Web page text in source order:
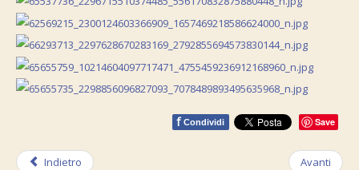
f Condividi Save
Indietro Avanti